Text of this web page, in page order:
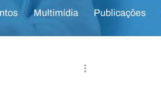
Multimídia Publicações